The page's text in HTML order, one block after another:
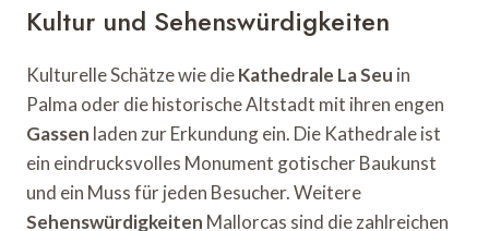
Kultur und Sehenswürdigkeiten
Kulturelle Schätze wie dieKathedrale La Seu in
Palma oder die historische Altstadt mit ihren engen
Gassen laden zur Erkundung ein. Die Kathedrale ist
ein eindrucksvolles Monument gotischer Baukunst
und ein Muss für jeden Besucher. Weitere
Sehenswürdigkeiten Mallorcas sind die zahlreichen